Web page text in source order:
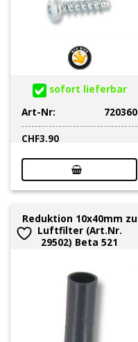
sofort lieferbar
Art-Nr:
720360
CHF3.90
Reduktion 10x40mm zu
Luftfilter (Art.Nr.
29502) Beta 521